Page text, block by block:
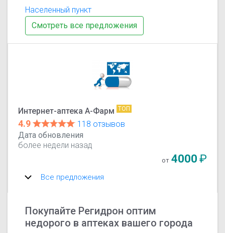
Населенный пункт
Смотреть все предложения
Интернет-аптека А-Фарм ТОП
4.9
118 отзывов
Дата обновления
более недели назад
от 4000₽
Все предложения
Покупайте Регидрон оптим
недорого в аптеках вашего города